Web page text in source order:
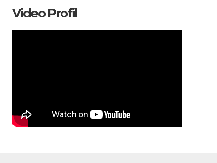
Video Profil